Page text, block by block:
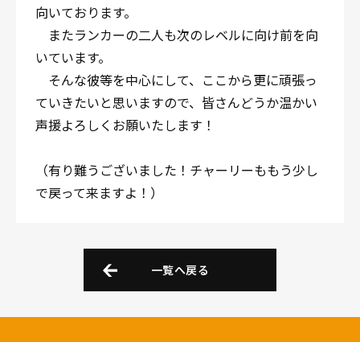
向いております。
またランカーの二人も次のレベルに向け前を向
いています。
そんな彼等を中心にして、ここから更に頑張っ
ていきたいと思いますので、皆さんどうか温かい
声援よろしくお願いたします！
（有り難うございました！チャーリーももう少し
で戻って来ますよ！）
一覧へ戻る